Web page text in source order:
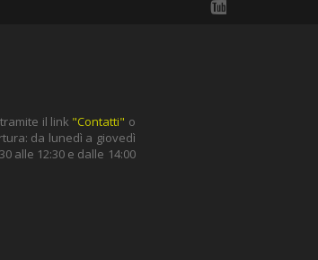
il link "Contatti" o
da lunedì a giovedì
alle 12:30 e dalle 14:00